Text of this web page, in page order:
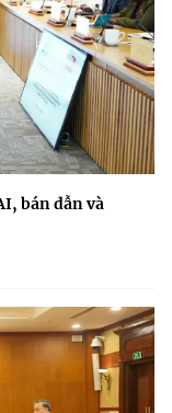
và Công nghệ.
Du, TP. Hà Nội
Nghệ
lại thông tin từ
bán dẫn và